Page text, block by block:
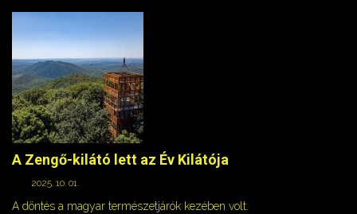
A Zengő-kilátó lett az Év Kilátója
2025. 10. 01.
A döntés a magyar természetjárók kezében volt.